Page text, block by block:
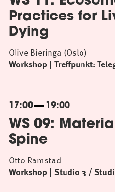
Practices for
Dying
Workshop Treffpunkt:
Olive Bieringa (Oslo)
17:00 19:00
WS 09:
Spine
Workshop Studio 3 /
Otto Ramstad